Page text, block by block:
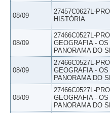
08/09
27457C0627L-
HISTÓRIA
08/09
27466C0527L-
GEOGRAFIA -
PANORAMA DO
08/09
27466C0527L-
GEOGRAFIA -
PANORAMA DO
08/09
27466C0527L-
GEOGRAFIA -
PANORAMA DO